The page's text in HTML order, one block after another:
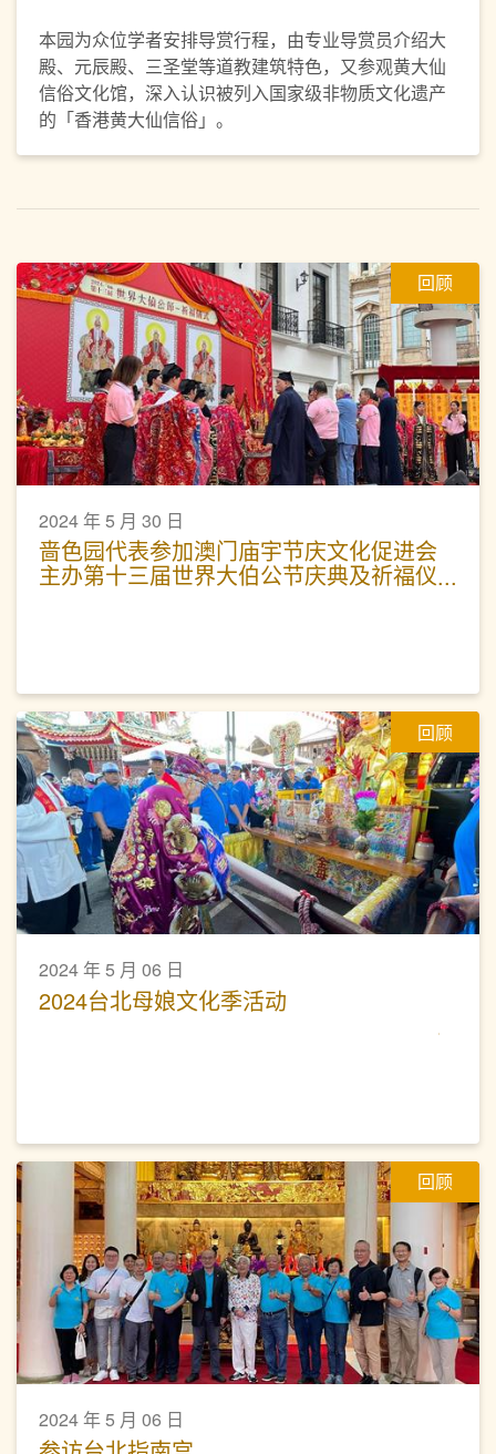
本园为众位学者安排导赏行程，由专业导赏员介绍大
殿、元辰殿、三圣堂等道教建筑特色，又参观黄大仙
信俗文化馆，深入认识被列入国家级非物质文化遗产
的「香港黄大仙信俗」。
回顾
2024 年 5 月 30 日
啬色园代表参加澳门庙宇节庆文化促进会
主办第十三届世界大伯公节庆典及祈福仪
回顾
2024 年 5 月 06 日
2024台北母娘文化季活动
回顾
2024 年 5 月 06 日